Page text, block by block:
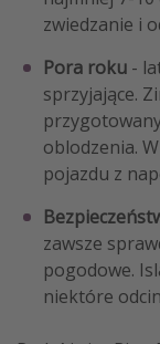
zwiedzanie i
Pora roku -
sprzyjające.
oblodzenia.
pojazdu z
zawsze
pogodowe.
niektóre